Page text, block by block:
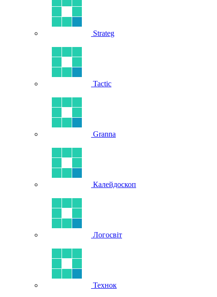
Strateg
Tactic
Granna
Калейдоскоп
Логосвіт
Технок